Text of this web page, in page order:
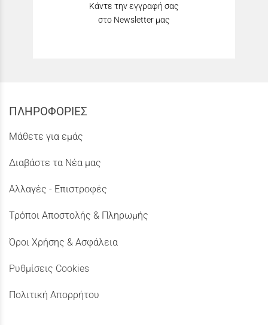
Κάντε την εγγραφή σας
στο Newsletter μας
ΠΛΗΡΟΦΟΡΙΕΣ
Μάθετε για εμάς
Διαβάστε τα Νέα μας
Αλλαγές - Επιστροφές
Τρόποι Αποστολής & Πληρωμής
Όροι Χρήσης & Ασφάλεια
Ρυθμίσεις Cookies
Πολιτική Απορρήτου